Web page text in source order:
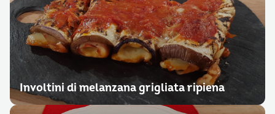
Involtini di melanzana grigliata ripiena